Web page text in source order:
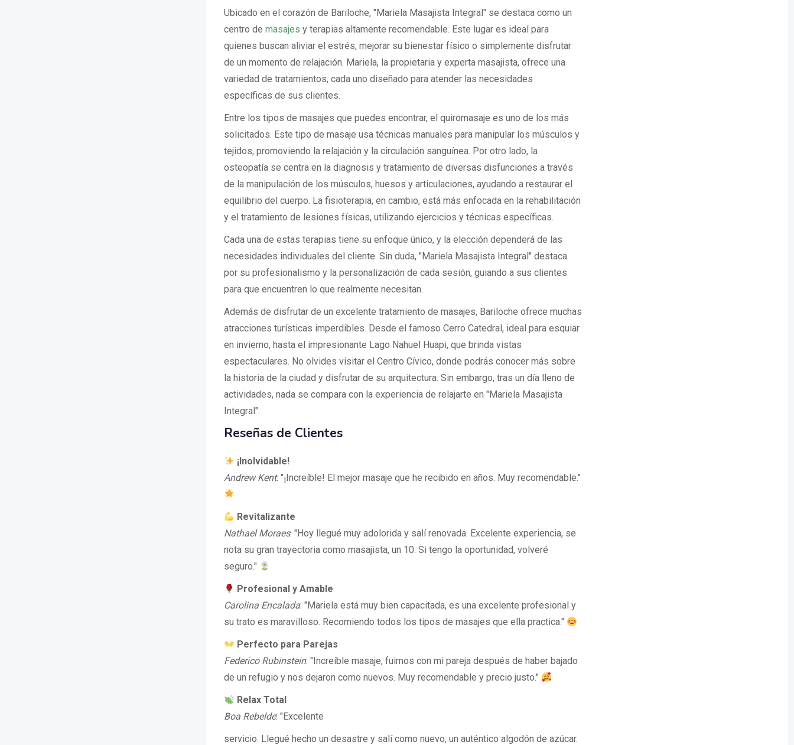
Ubicado en el corazón de Bariloche, "Mariela Masajista Integral" se destaca como un
centro de masajes y terapias altamente recomendable. Este lugar es ideal para
quienes buscan aliviar el estrés, mejorar su bienestar físico o simplemente disfrutar
de un momento de relajación. Mariela, la propietaria y experta masajista, ofrece una
variedad de tratamientos, cada uno diseñado para atender las necesidades
específicas de sus clientes.
Entre los tipos de masajes que puedes encontrar, el quiromasaje es uno de los más
solicitados. Este tipo de masaje usa técnicas manuales para manipular los músculos y
tejidos, promoviendo la relajación y la circulación sanguínea. Por otro lado, la
osteopatía se centra en la diagnosis y tratamiento de diversas disfunciones a través
de la manipulación de los músculos, huesos y articulaciones, ayudando a restaurar el
equilibrio del cuerpo. La fisioterapia, en cambio, está más enfocada en la rehabilitación
y el tratamiento de lesiones físicas, utilizando ejercicios y técnicas específicas.
Cada una de estas terapias tiene su enfoque único, y la elección dependerá de las
necesidades individuales del cliente. Sin duda, "Mariela Masajista Integral" destaca
por su profesionalismo y la personalización de cada sesión, guiando a sus clientes
para que encuentren lo que realmente necesitan.
Además de disfrutar de un excelente tratamiento de masajes, Bariloche ofrece muchas
atracciones turísticas imperdibles. Desde el famoso Cerro Catedral, ideal para esquiar
en invierno, hasta el impresionante Lago Nahuel Huapi, que brinda vistas
espectaculares. No olvides visitar el Centro Cívico, donde podrás conocer más sobre
la historia de la ciudad y disfrutar de su arquitectura. Sin embargo, tras un día lleno de
actividades, nada se compara con la experiencia de relajarte en "Mariela Masajista
Integral".
Reseñas de Clientes
¡Inolvidable!
Andrew Kent: "¡Increíble! El mejor masaje que he recibido en años. Muy recomendable."
Revitalizante
Nathael Moraes: "Hoy llegué muy adolorida y salí renovada. Excelente experiencia, se
nota su gran trayectoria como masajista, un 10. Si tengo la oportunidad, volveré
seguro."
Profesional y Amable
Carolina Encalada: "Mariela está muy bien capacitada, es una excelente profesional y
su trato es maravilloso. Recomiendo todos los tipos de masajes que ella practica."
Perfecto para Parejas
Federico Rubinstein: "Increíble masaje, fuimos con mi pareja después de haber bajado
de un refugio y nos dejaron como nuevos. Muy recomendable y precio justo."
Relax Total
Boa Rebelde: "Excelente
servicio. Llegué hecho un desastre y salí como nuevo, un auténtico algodón de azúcar.